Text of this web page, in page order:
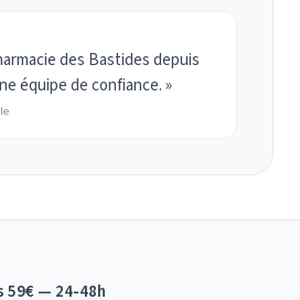
des Bastides depuis
équipe de confiance. »
59€ — 24-48h